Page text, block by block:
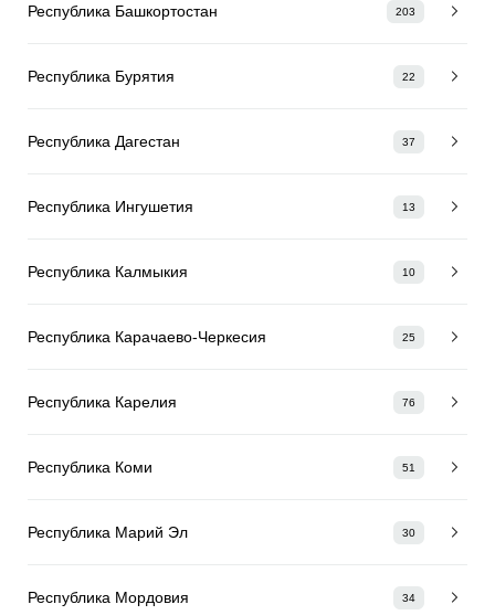
Республика Башкортостан 203
Республика Бурятия 22
Республика Дагестан 37
Республика Ингушетия 13
Республика Калмыкия 10
Республика Карачаево-Черкесия 25
Республика Карелия 76
Республика Коми 51
Республика Марий Эл 30
Республика Мордовия 34